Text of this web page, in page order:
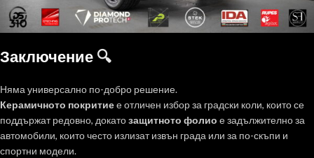
Заключение🔍
Няма универсално по-добро решение.
Керамичното покритиее отличен избор за градски коли, които се
поддържат редовно, докатозащитното фолио е задължително за
автомобили, които често излизат извън града или за по-скъпи и
спортни модели.